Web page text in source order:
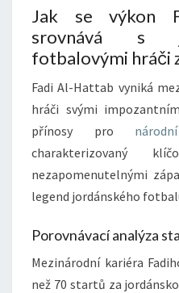
Jak se výkon
srovnává s
fotbalovými hráči
Fadi Al-Hattab vyniká
hráči svými
přínosy pro
charakterizovaný
nezapomenutelnými
legend jordánského
Porovnávací analýza
Mezinárodní kariéra
než 70 startů za